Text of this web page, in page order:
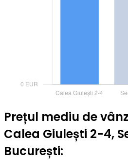
Prețul mediu de
Calea Giulești 2-4,
București: